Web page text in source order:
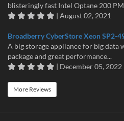
blisteringly fast Intel Optane 200
| August 02, 2021
Broadberry CyberStore Xeon SP2-
A big storage appliance for big data
package and great performance...
| December 05, 2022
More Reviews